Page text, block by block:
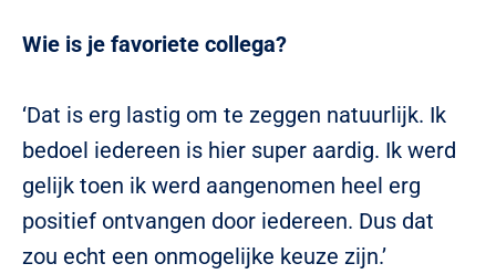
Wie is je favoriete collega?
‘Dat is erg lastig om te zeggen natuurlijk. Ik
bedoel iedereen is hier super aardig. Ik werd
gelijk toen ik werd aangenomen heel erg
positief ontvangen door iedereen. Dus dat
zou echt een onmogelijke keuze zijn.’